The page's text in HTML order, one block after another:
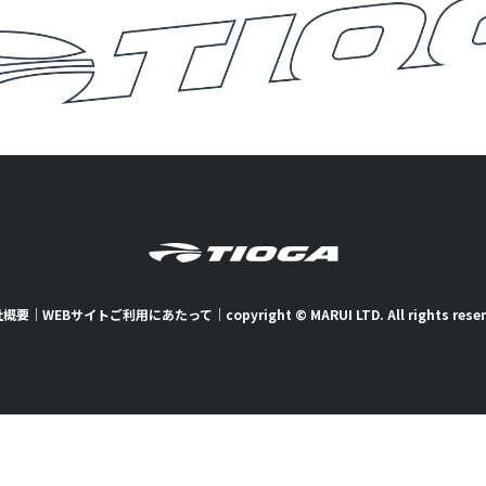
要｜ WEBサイトご利用にあたって ｜ copyright © MARUI LTD. All rights